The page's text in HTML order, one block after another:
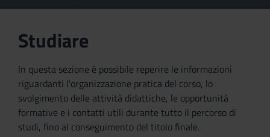
Studiare
In questa sezione è possibile reperire le informazioni
riguardanti l'organizzazione pratica del corso, lo
svolgimento delle attività didattiche, le opportunità
formative e i contatti utili durante tutto il percorso di
studi, fino al conseguimento del titolo finale.